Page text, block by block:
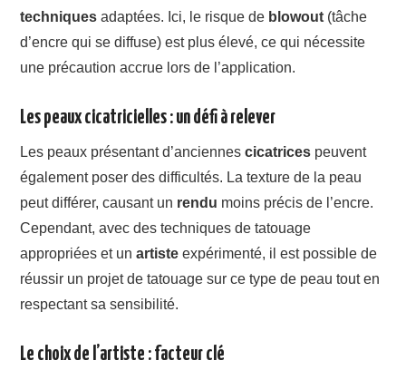
techniques adaptées. Ici, le risque de blowout (tâche
d’encre qui se diffuse) est plus élevé, ce qui nécessite
une précaution accrue lors de l’application.
Les peaux cicatricielles : un défi à relever
Les peaux présentant d’anciennescicatrices peuvent
également poser des difficultés. La texture de la peau
peut différer, causant un rendu moins précis de l’encre.
Cependant, avec des techniques de tatouage
appropriées et unartiste expérimenté, il est possible de
réussir un projet de tatouage sur ce type de peau tout en
respectant sa sensibilité.
Le choix de l’artiste : facteur clé